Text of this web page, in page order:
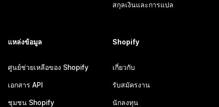
สกุลเงินและการแปล
แหล่งข้อมูล
ศูนย์ช่วยเหลือของ Shopify
เอกสาร API
ชุมชน Shopify
Shopify
เกี่ยวกับ
รับสมัครงาน
นักลงทุน